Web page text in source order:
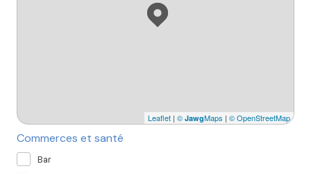
Leaflet | © JawgMaps | © OpenStreetMap
Commerces et santé
Bar